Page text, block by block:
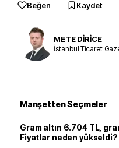
Beğen Kaydet
METE DİRİCE
İstanbul Ticaret
Manşetten Seçmeler
Gram altın 6.704 TL,
Fiyatlar neden yükseldi?